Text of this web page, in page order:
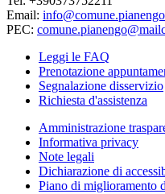
Email:
PEC:
Leggi le FAQ
Prenotazione
Segnalazione disservizio
Richiesta d'assistenza
Amministrazione
Informativa privacy
Note legali
Dichiarazione di
Piano di miglioramento